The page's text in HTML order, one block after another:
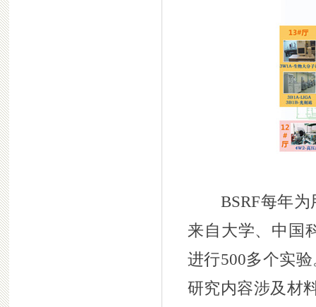
BSRF每年为
来自大学、中国
进行500多个实
研究内容涉及材